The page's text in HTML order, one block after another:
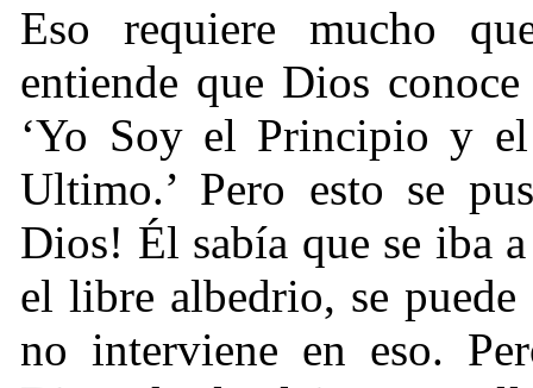
Eso requiere mucho
entiende que Dios
‘Yo Soy el Principio y
Ultimo.’ Pero esto se
Dios! Él sabía que se iba
el libre albedrio, se
no interviene en eso.